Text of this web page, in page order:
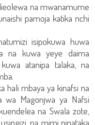
na mwanamume
pamoja katika nchi
isipokuwa huwa
na kuwa yeye daima
atanipa talaka, na
hali mbaya ya kinafsi na
wa Magonjwa ya Nafsi
na Swala zote,
na mimi ninataka